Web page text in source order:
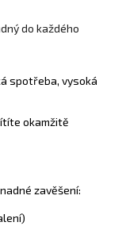
do každého
spotřeba, vysoká
okamžitě
zavěšení: